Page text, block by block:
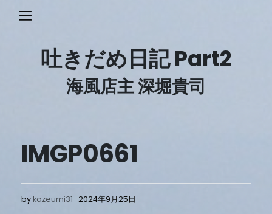
吐きだめ日記 Part2
海風店主 深堀貴司
IMGP0661
bykazeumi31 2024年9月25日